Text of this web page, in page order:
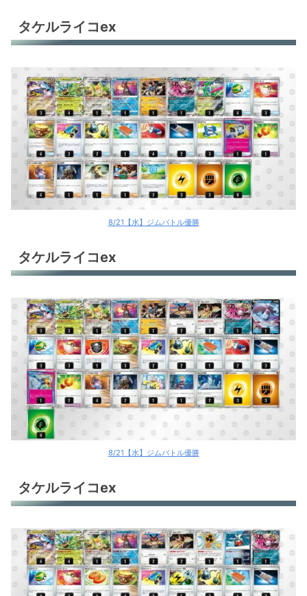
タケルライコex
8/21【水】ジムバトル優勝
タケルライコex
8/21【水】ジムバトル優勝
タケルライコex